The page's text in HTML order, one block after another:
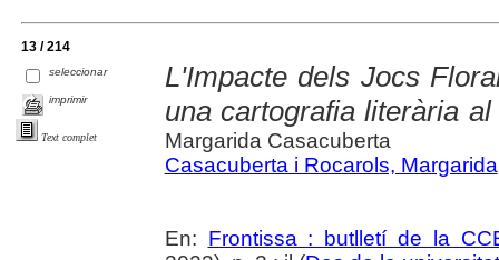
13 / 214
seleccionar
imprimir
Text complet
L'Impacte dels Jocs
una cartografia literària
Margarida Casacuberta
Casacuberta i Rocarols, Margarida
En: Frontissa : butlletí de la